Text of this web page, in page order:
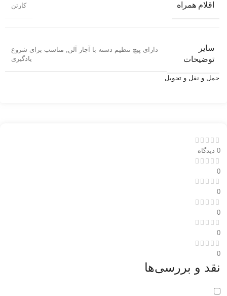
اقلام همراه کارتن
سایر
توضیحات
دارای پیچ تنظیم دسته با آچار آلن
مناسب برای شروع
یادگیری
حمل و نقل و تحویل
0 دیدگاه
0
0
0
0
0
نقد و بررسی‌ها